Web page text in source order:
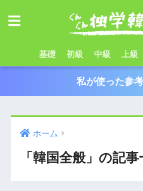
基礎 初級 中級 上級
私が使った参
ホーム
「韓国全般」の記